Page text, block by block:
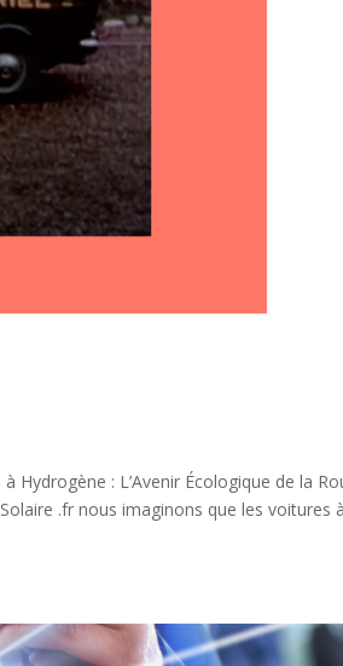
Hydrogène : L’Avenir Écologique de la
.fr nous imaginons que les voitures